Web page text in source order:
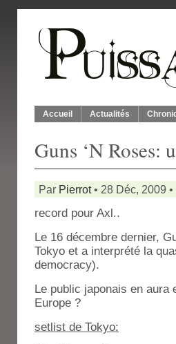
Accueil Actualités
Guns ‘N Roses:
Par Pierrot• 28 Déc, 2009
record pour Axl..
Le 16 décembre dernier,
Tokyo et a interprété la
democracy).
Le public japonais en aura
Europe ?
setlist de Tokyo: